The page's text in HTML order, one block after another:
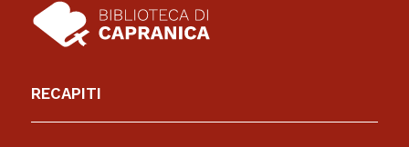
RECAPITI